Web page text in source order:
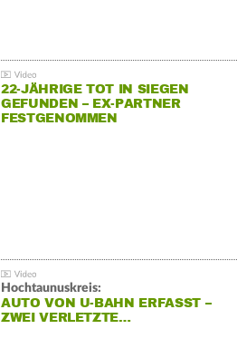
22-JÄHRIGE TOT IN SIEGEN
GEFUNDEN – EX-PARTNER
FESTGENOMMEN
Hochtaunuskreis:
AUTO VON U-BAHN ERFASST –
ZWEI VERLETZTE…